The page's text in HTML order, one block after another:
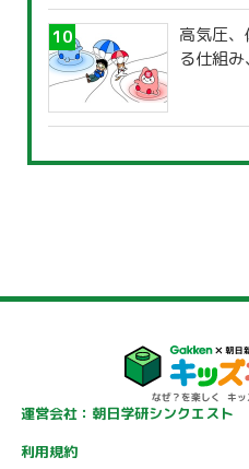
高気圧
る仕組
運営会社：朝日学研シンクエスト
利用規約